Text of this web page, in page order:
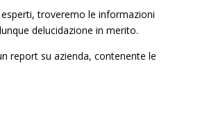
troveremo le informazioni
delucidazione in merito.
report su azienda, contenente le